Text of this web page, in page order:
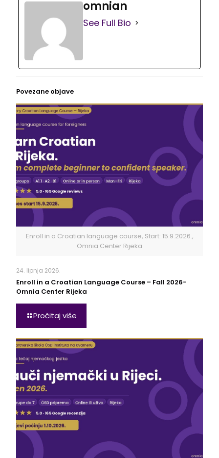
omnian
See Full Bio
Povezane objave
Enroll in a Croatian language course, Start: 15.9.2026.,
Omnia Center Rijeka
24. lipnja 2026.
Enroll in a Croatian Language Course – Fall 2026-
Omnia Center Rijeka
Pročitaj više